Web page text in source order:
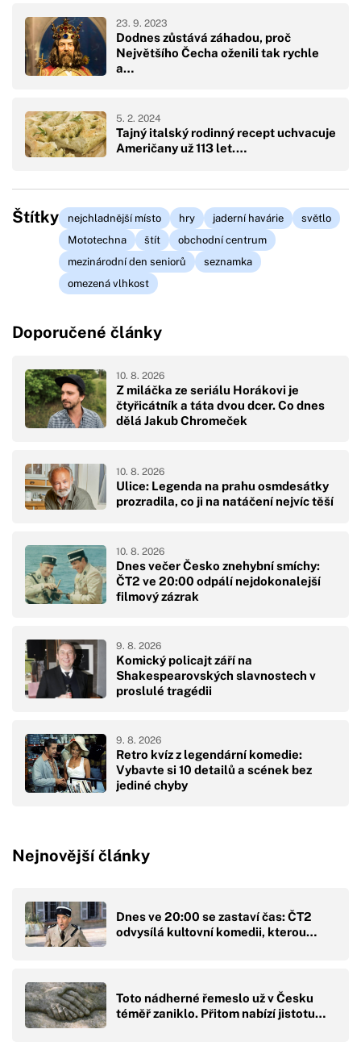
Dodnes zůstává záhadou, proč
Největšího Čecha oženili tak rychle
a…
23. 9. 2023
Tajný italský rodinný recept uchvacuje
Američany už 113 let.…
5. 2. 2024
Štítky nejchladnější místo hry jaderní havárie
světlo
Mototechna
štít
obchodní centrum
mezinárodní den seniorů
seznamka
omezená vlhkost
Doporučené články
Z miláčka ze seriálu Horákovi je
čtyřicátník a táta dvou dcer. Co dnes
dělá Jakub Chromeček
10. 8. 2026
Ulice: Legenda na prahu osmdesátky
prozradila, co ji na natáčení nejvíc těší
10. 8. 2026
Dnes večer Česko znehybní smíchy:
ČT2 ve 20:00 odpálí nejdokonalejší
filmový zázrak
10. 8. 2026
Komický policajt září na
Shakespearovských slavnostech v
proslulé tragédii
9. 8. 2026
Retro kvíz z legendární komedie:
Vybavte si 10 detailů a scének bez
jediné chyby
9. 8. 2026
Nejnovější články
Dnes ve 20:00 se zastaví čas: ČT2
odvysílá kultovní komedii, kterou…
Toto nádherné řemeslo už v Česku
téměř zaniklo. Přitom nabízí jistotu…